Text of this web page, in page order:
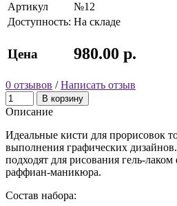
Артикул
№12
Доступность: На складе
Цена 980.00 р.
0 отзывов /Написать отзыв
В корзину
Описание
Идеальные кисти для прорисовок
выполнения графических
подходят для рисования гель-
раффиан-маникюра.
Состав набора: